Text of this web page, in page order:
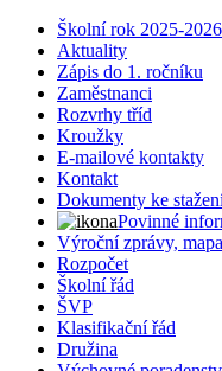
Školní rok 2025-2026
Aktuality
Zápis do 1. ročníku
Zaměstnanci
Rozvrhy tříd
Kroužky
E-mailové kontakty
Kontakt
Dokumenty ke
Povinné
Výroční zprávy,
Rozpočet
Školní řád
ŠVP
Klasifikační řád
Družina